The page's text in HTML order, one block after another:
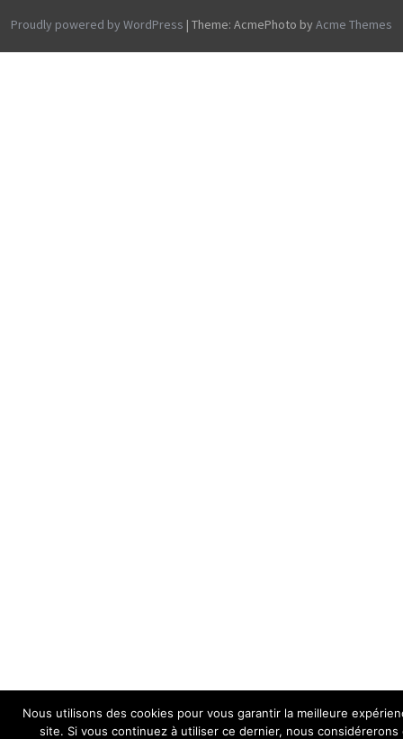
Proudly powered by WordPress | Theme: AcmePhoto by Acme Themes
Nous utilisons des cookies pour vous garantir la meilleure
site. Si vous continuez à utiliser ce dernier, nous considérerons